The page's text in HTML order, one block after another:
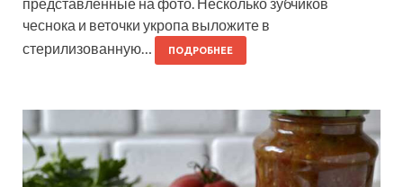
чеснока и веточки укропа выложите в
стерилизованную…
ПОДРОБНЕЕ